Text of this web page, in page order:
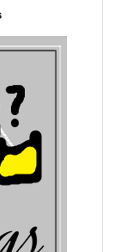
プ全体のイメー